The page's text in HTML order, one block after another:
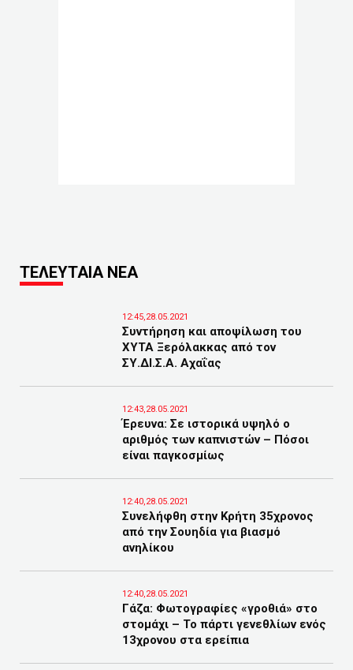
ΤΕΛΕΥΤΑΙΑ ΝΕΑ
12:45,28.05.2021
Συντήρηση και αποψίλωση του
ΧΥΤΑ Ξερόλακκας από τον
ΣΥ.ΔΙ.Σ.Α. Αχαΐας
12:43,28.05.2021
Έρευνα: Σε ιστορικά υψηλό ο
αριθμός των καπνιστών – Πόσοι
είναι παγκοσμίως
12:40,28.05.2021
Συνελήφθη στην Κρήτη 35χρονος
από την Σουηδία για βιασμό
ανηλίκου
12:40,28.05.2021
Γάζα: Φωτογραφίες «γροθιά» στο
στομάχι – Το πάρτι γενεθλίων ενός
13χρονου στα ερείπια